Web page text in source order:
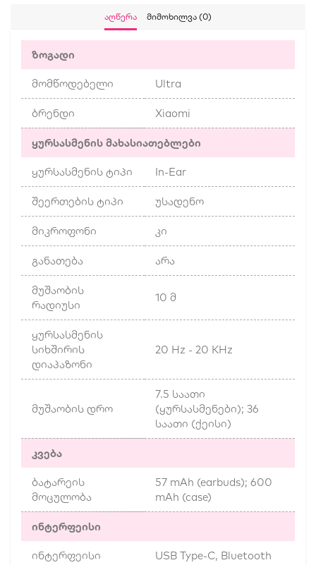
Აღწერა Მიმოხილვა (0)
ზოგადი
მომწოდებელი Ultra
ბრენდი Xiaomi
ყურსასმენის მახასიათებლები
ყურსასმენის ტიპი In-Ear
შეერთების ტიპი უსადენო
მიკროფონი კი
განათება არა
მუშაობის
რადიუსი
10 მ
ყურსასმენის
სიხშირის
დიაპაზონი
20 Hz - 20 KHz
მუშაობის დრო
7.5 საათი
(ყურსასმენები); 36
საათი (ქეისი)
კვება
ბატარეის
მოცულობა
57 mAh (earbuds); 600
mAh (case)
ინტერფეისი
ინტერფეისი USB Type-C, Bluetooth